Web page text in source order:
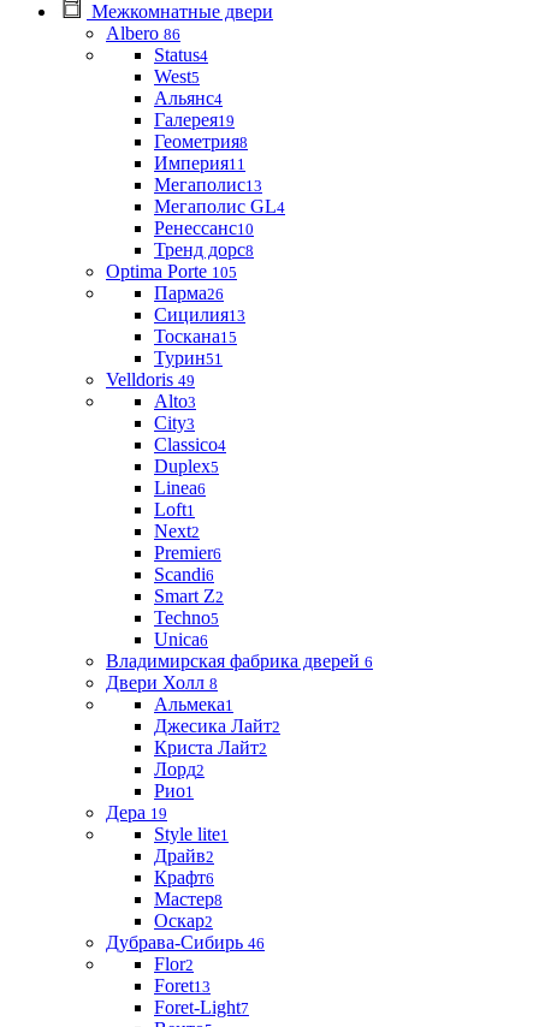
Межкомнатные двери
Albero 86
Status4
West5
Альянс4
Галерея19
Геометрия8
Империя11
Мегаполис13
Мегаполис GL4
Ренессанс10
Тренд дорс8
Optima Porte 105
Парма26
Сицилия13
Тоскана15
Турин51
Velldoris 49
Alto3
City3
Classico4
Duplex5
Linea6
Loft1
Next2
Premier6
Scandi6
Smart Z2
Techno5
Unica6
Владимирская фабрика дверей 6
Двери Холл 8
Альмека1
Джесика Лайт2
Криста Лайт2
Лорд2
Рио1
Дера 19
Style lite1
Драйв2
Крафт6
Мастер8
Оскар2
Дубрава-Сибирь 46
Flor2
Foret13
Foret-Light7